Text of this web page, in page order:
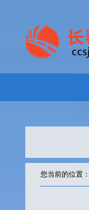
您当前的位置：